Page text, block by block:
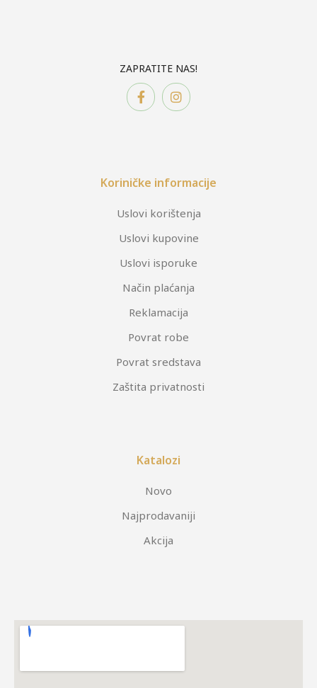
ZAPRATITE NAS!
Koriničke informacije
Uslovi korištenja
Uslovi kupovine
Uslovi isporuke
Način plaćanja
Reklamacija
Povrat robe
Povrat sredstava
Zaštita privatnosti
Katalozi
Novo
Najprodavaniji
Akcija